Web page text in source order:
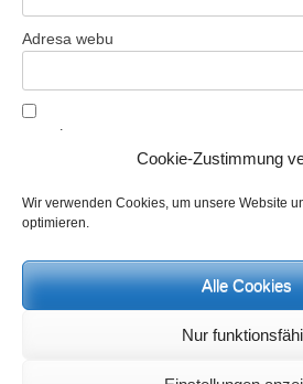
Cookie-Zustimmung
Wir verwenden Cookies, um unsere Website
optimieren.
Alle Cookies
Nur
Adresa webu
Uložiť moje meno, e-mail a webovú
pre moje budúce komentáre.